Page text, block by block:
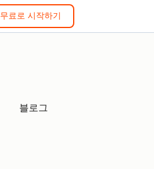
무료로 시작하기
블로그